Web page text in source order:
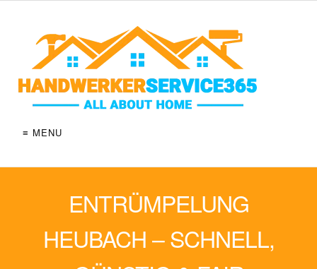
≡ MENU
ENTRÜMPELUNG
HEUBACH – SCHNELL,